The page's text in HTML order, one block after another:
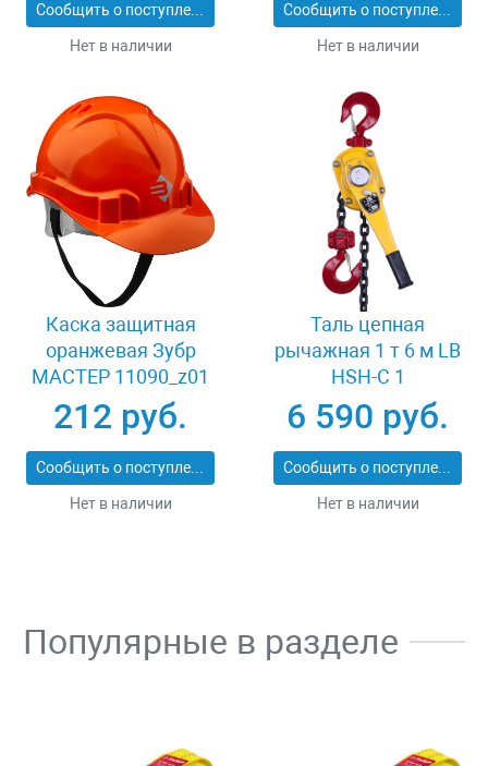
Сообщить о поступлении
Нет в наличии
Сообщить о поступлении
Нет в наличии
Каска защитная
оранжевая Зубр
МАСТЕР 11090_z01
212 руб.
Сообщить о поступлении
Нет в наличии
Таль цепная
рычажная 1 т 6 м LB
HSH-C 1
6 590 руб.
Сообщить о поступлении
Нет в наличии
Популярные в разделе